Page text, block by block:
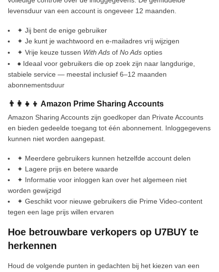
levensduur van een account is ongeveer 12 maanden.
✦ Jij bent de enige gebruiker
✦ Je kunt je wachtwoord en e-mailadres vrij wijzigen
✦ Vrije keuze tussen With Ads of No Ads opties
● Ideaal voor gebruikers die op zoek zijn naar langdurige,
stabiele service — meestal inclusief 6–12 maanden
abonnementsduur
👨‍👩‍👧‍👦 Amazon Prime Sharing Accounts
Amazon Sharing Accounts zijn goedkoper dan Private Accounts
en bieden gedeelde toegang tot één abonnement. Inloggegevens
kunnen niet worden aangepast.
✦ Meerdere gebruikers kunnen hetzelfde account delen
✦ Lagere prijs en betere waarde
✦ Informatie voor inloggen kan over het algemeen niet
worden gewijzigd
✦ Geschikt voor nieuwe gebruikers die Prime Video-content
tegen een lage prijs willen ervaren
Hoe betrouwbare verkopers op U7BUY te
herkennen
Houd de volgende punten in gedachten bij het kiezen van een